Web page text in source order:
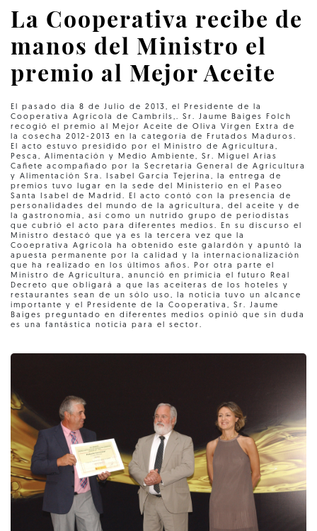
La Cooperativa recibe de
manos del Ministro el
premio al Mejor Aceite
El pasado dia 8 de Julio de 2013, el Presidente de la
Cooperativa Agrícola de Cambrils,. Sr. Jaume Baiges Folch
recogió el premio al Mejor Aceite de Oliva Virgen Extra de
la cosecha 2012-2013 en la categoría de Frutados Maduros.
El acto estuvo presidido por el Ministro de Agricultura,
Pesca, Alimentación y Medio Ambiente, Sr. Miguel Arias
Cañete acompañado por la Secretaria General de Agricultura
y Alimentación Sra. Isabel García Tejerina, la entrega de
premios tuvo lugar en la sede del Ministerio en el Paseo
Santa Isabel de Madrid. El acto contó con la presencia de
personalidades del mundo de la agricultura, del aceite y de
la gastronomía, así como un nutrido grupo de periodistas
que cubrió el acto para diferentes medios. En su discurso el
Ministro destacó que ya es la tercera vez que la
Cooeprativa Agrícola ha obtenido este galardón y apuntó la
apuesta permanente por la calidad y la internacionalización
que ha realizado en los últimos años. Por otra parte el
Ministro de Agricultura, anunció en primicia el futuro Real
Decreto que obligará a que las aceiteras de los hoteles y
restaurantes sean de un sólo uso, la noticia tuvo un alcance
importante y el Presidente de la Cooperativa, Sr. Jaume
Baiges preguntado en diferentes medios opinió que sin duda
es una fantástica noticia para el sector.
SELECCIONAR IDIOMA : ES